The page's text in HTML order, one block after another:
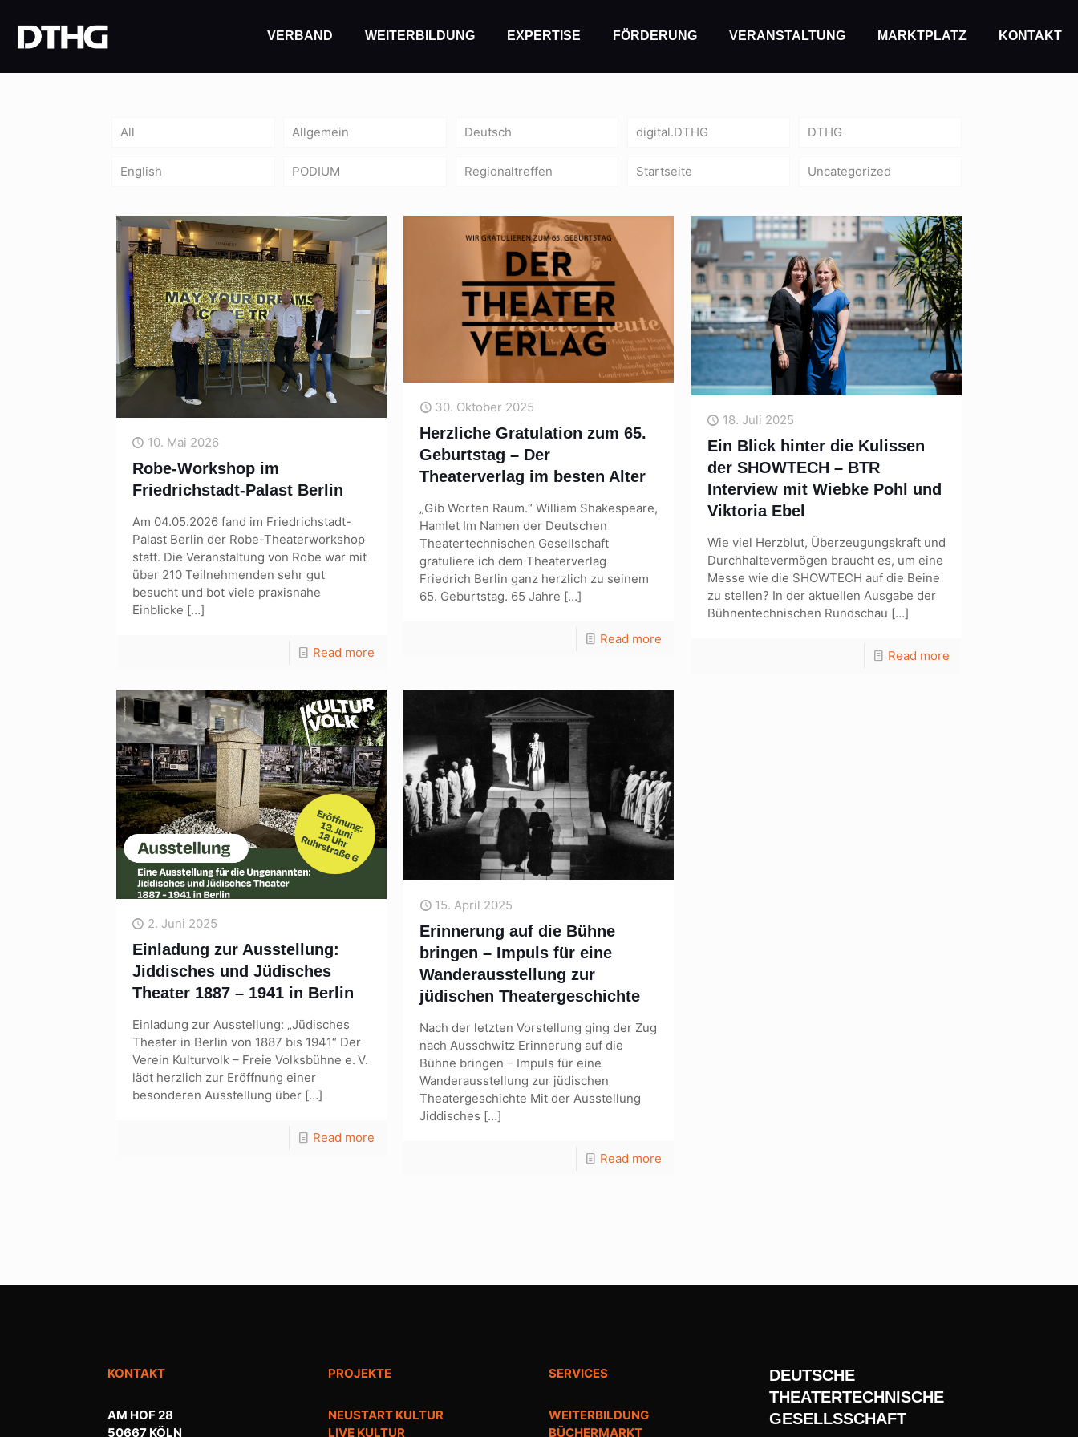
VERBAND WEITERBILDUNG EXPERTISE FÖRDERUNG VERANSTALTUNG MARKTPLATZ KONTAKT
All Allgemein Deutsch digital.DTHG DTHG
English PODIUM Regionaltreffen Startseite Uncategorized
10. Mai 2026
Robe-Workshop im
Friedrichstadt-Palast Berlin
Am 04.05.2026 fand im Friedrichstadt-
Palast Berlin der Robe-Theaterworkshop
statt. Die Veranstaltung von Robe war mit
über 210 Teilnehmenden sehr gut
besucht und bot viele praxisnahe
Einblicke […]
Read more
30. Oktober 2025
Herzliche Gratulation zum 65.
Geburtstag – Der
Theaterverlag im besten Alter
„Gib Worten Raum.“ William Shakespeare,
Hamlet Im Namen der Deutschen
Theatertechnischen Gesellschaft
gratuliere ich dem Theaterverlag
Friedrich Berlin ganz herzlich zu seinem
65. Geburtstag. 65 Jahre […]
Read more
18. Juli 2025
Ein Blick hinter die Kulissen
der SHOWTECH – BTR
Interview mit Wiebke Pohl und
Viktoria Ebel
Wie viel Herzblut, Überzeugungskraft und
Durchhaltevermögen braucht es, um eine
Messe wie die SHOWTECH auf die Beine
zu stellen? In der aktuellen Ausgabe der
Bühnentechnischen Rundschau […]
Read more
2. Juni 2025
Einladung zur Ausstellung:
Jiddisches und Jüdisches
Theater 1887 – 1941 in Berlin
Einladung zur Ausstellung: „Jüdisches
Theater in Berlin von 1887 bis 1941“ Der
Verein Kulturvolk – Freie Volksbühne e. V.
lädt herzlich zur Eröffnung einer
besonderen Ausstellung über[…]
Read more
15. April 2025
Erinnerung auf die Bühne
bringen – Impuls für eine
Wanderausstellung zur
jüdischen Theatergeschichte
Nach der letzten Vorstellung ging der Zug
nach Ausschwitz Erinnerung auf die
Bühne bringen – Impuls für eine
Wanderausstellung zur jüdischen
Theatergeschichte Mit der Ausstellung
Jiddisches […]
Read more
KONTAKT
AM HOF 28
50667 KÖLN
PROJEKTE
NEUSTART KULTUR
LIVE KULTUR
SERVICES
WEITERBILDUNG
BÜCHERMARKT
DEUTSCHE
THEATERTECHNISCHE
GESELLSSCHAFT